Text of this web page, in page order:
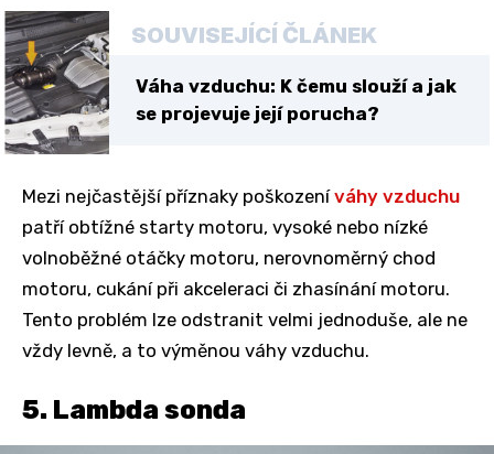
SOUVISEJÍCÍ ČLÁNEK
Váha vzduchu: K čemu slouží a jak
se projevuje její porucha?
Mezi nejčastější příznaky poškozeníváhy vzduchu
patří obtížné starty motoru, vysoké nebo nízké
volnoběžné otáčky motoru, nerovnoměrný chod
motoru, cukání při akceleraci či zhasínání motoru.
Tento problém lze odstranit velmi jednoduše, ale ne
vždy levně, a to výměnou váhy vzduchu.
5. Lambda sonda